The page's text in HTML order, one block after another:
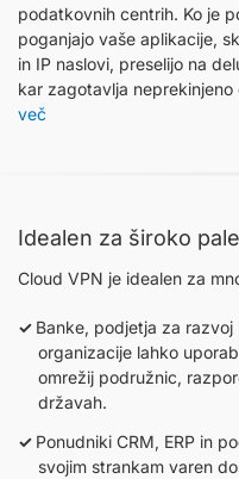
podatkovnih centrih. Ko je
poganjajo vaše aplikacije,
in IP naslovi, preselijo na
kar zagotavlja
več
Idealen za široko
Cloud VPN je idealen za
Banke, podjetja za
organizacije lahko
omrežij podružnic,
državah.
Ponudniki CRM, ERP in
svojim strankam varen